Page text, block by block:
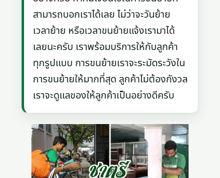
สามารถบอกเราได้เลย ไม่ว่าจะวันย้าย
เวลาย้าย หรือเวลาขนย้ายแจ้งเรามาได้
เลยนะครับ เราพร้อมบริการให้กับลูกค้า
ทุกรูปแบบ การขนย้ายเราจะระมัดระวังใน
การขนย้ายให้มากที่สุด ลูกค้าไม่ต้องกังวล
เราจะดูแลของให้ลูกค้าเป็นอย่างดีครับ